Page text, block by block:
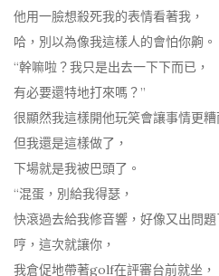
他用一臉想殺死我的表情看著我，
哈，別以為像我這樣人的會怕你齁。
“幹嘛啦？我只是出去一下下而已，
有必要還特地打來嗎？”
很顯然我這樣開他玩笑會讓事情更糟
但我還是這樣做了，
下場就是我被巴頭了。
“混蛋，別給我得瑟，
快滾過去給我修音響，好像又出問題
哼，這次就讓你，
我倉促地帶著golf在評審台前就坐，